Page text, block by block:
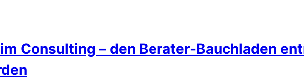
Consulting – den Berater-Bauchladen